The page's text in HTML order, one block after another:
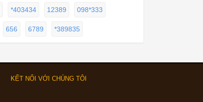
*403434 12389 098*333
656 6789 *389835
KẾT NỐI VỚI CHÚNG TÔI